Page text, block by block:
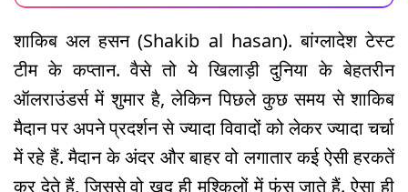
शाकिब अल हसन (Shakib al hasan). बांग्लादेश टेस्ट
टीम के कप्तान. वैसे तो ये खिलाड़ी दुनिया के बेहतरीन
ऑलराउंडर्स में शुमार है, लेकिन पिछले कुछ समय से शाकिब
मैदान पर अपने प्रदर्शन से ज्यादा विवादों को लेकर ज्यादा चर्चा
में रहे हैं. मैदान के अंदर और बाहर वो लगातार कई ऐसी हरकतें
कर देते हैं, जिससे वो खुद ही मुश्किलों में फंस जाते हैं. ऐसा ही